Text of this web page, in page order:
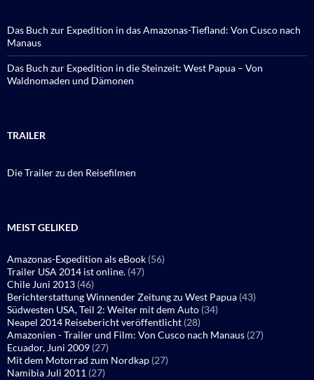
Das Buch zur Expedition in das Amazonas-Tiefland: Von Cusco nach
Manaus
Das Buch zur Expedition in die Steinzeit: West Papua – Von
Waldnomaden und Dämonen
TRAILER
Die Trailer zu den Reisefilmen
MEIST GELIKED
Amazonas-Expedition als eBook (56)
Trailer USA 2014 ist online. (47)
Chile Juni 2013 (46)
Berichterstattung Winnender Zeitung zu West Papua (43)
Südwesten USA, Teil 2: Weiter mit dem Auto (34)
Neapel 2014 Reisebericht veröffentlicht (28)
Amazonien - Trailer und Film: Von Cusco nach Manaus (27)
Ecuador, Juni 2009 (27)
Mit dem Motorrad zum Nordkap (27)
Namibia Juli 2011 (27)